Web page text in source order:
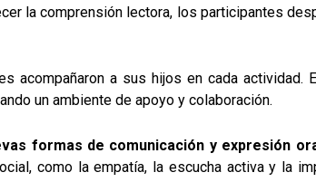
la comprensión lectora, los participantes
acompañaron a sus hijos en cada actividad.
un ambiente de apoyo y colaboración.
formas de comunicación y expresión
como la empatía, la escucha activa y la